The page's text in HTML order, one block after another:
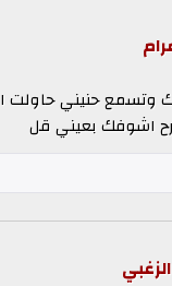
حنيني حاولت
اشوفك بعيني قل